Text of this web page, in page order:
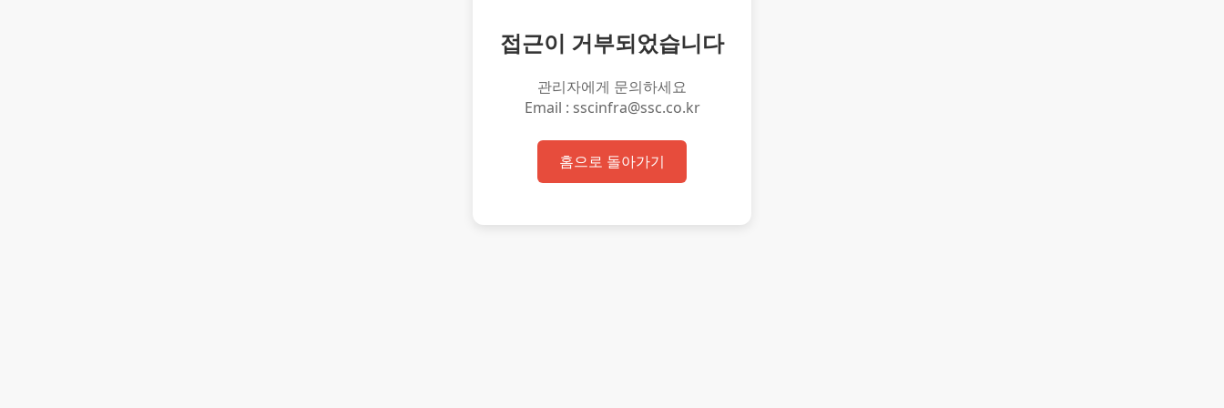
접근이 거부되었습니다
관리자에게 문의하세요
Email : sscinfra@ssc.co.kr
홈으로 돌아가기